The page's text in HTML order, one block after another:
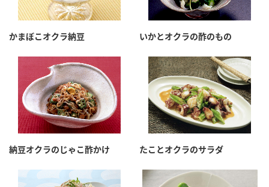
かまぼこオクラ納豆 いかとオクラの酢のもの
納豆オクラのじゃこ酢かけ たことオクラのサラダ